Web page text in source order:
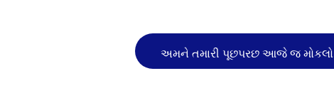
અમને તમારી પૂછપરછ આજે જ મોકલો